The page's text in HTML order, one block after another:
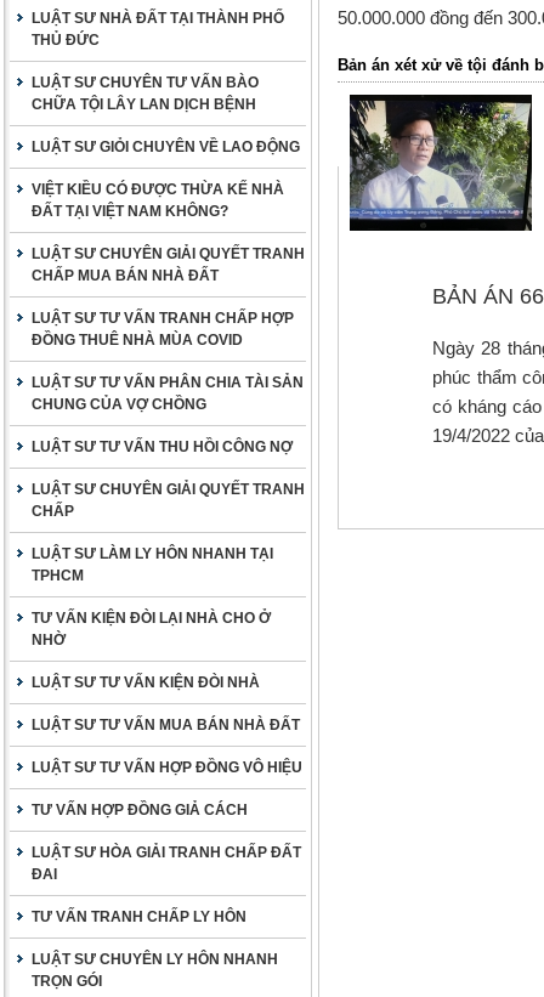
LUẬT SƯ NHÀ ĐẤT TẠI THÀNH PHỐ
THỦ ĐỨC
LUẬT SƯ CHUYÊN TƯ VẤN BÀO
CHỮA TỘI LÂY LAN DỊCH BỆNH
LUẬT SƯ GIỎI CHUYÊN VỀ LAO ĐỘNG
VIỆT KIỀU CÓ ĐƯỢC THỪA KẾ NHÀ
ĐẤT TẠI VIỆT NAM KHÔNG?
LUẬT SƯ CHUYÊN GIẢI QUYẾT TRANH
CHẤP MUA BÁN NHÀ ĐẤT
LUẬT SƯ TƯ VẤN TRANH CHẤP HỢP
ĐỒNG THUÊ NHÀ MÙA COVID
LUẬT SƯ TƯ VẤN PHÂN CHIA TÀI SẢN
CHUNG CỦA VỢ CHỒNG
LUẬT SƯ TƯ VẤN THU HỒI CÔNG NỢ
LUẬT SƯ CHUYÊN GIẢI QUYẾT TRANH
CHẤP
LUẬT SƯ LÀM LY HÔN NHANH TẠI
TPHCM
TƯ VẤN KIỆN ĐÒI LẠI NHÀ CHO Ở
NHỜ
LUẬT SƯ TƯ VẤN KIỆN ĐÒI NHÀ
LUẬT SƯ TƯ VẤN MUA BÁN NHÀ ĐẤT
LUẬT SƯ TƯ VẤN HỢP ĐỒNG VÔ HIỆU
TƯ VẤN HỢP ĐỒNG GIẢ CÁCH
LUẬT SƯ HÒA GIẢI TRANH CHẤP ĐẤT
ĐAI
TƯ VẤN TRANH CHẤP LY HÔN
LUẬT SƯ CHUYÊN LY HÔN NHANH
TRỌN GÓI
50.000.000 đồng đến
Bản án xét xử về tội đánh
BẢN ÁN
Ngày 28
phúc thẩm
có kháng
19/4/2022